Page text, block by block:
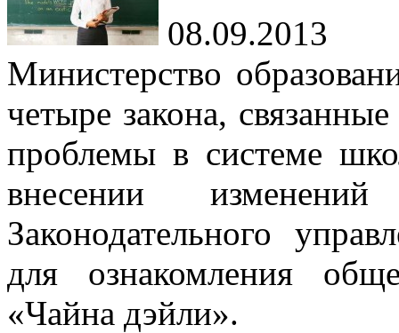
08.09.2013
Министерство
четыре закона,
проблемы в системе
внесении
Законодательного
для ознакомления
«Чайна дэйли».